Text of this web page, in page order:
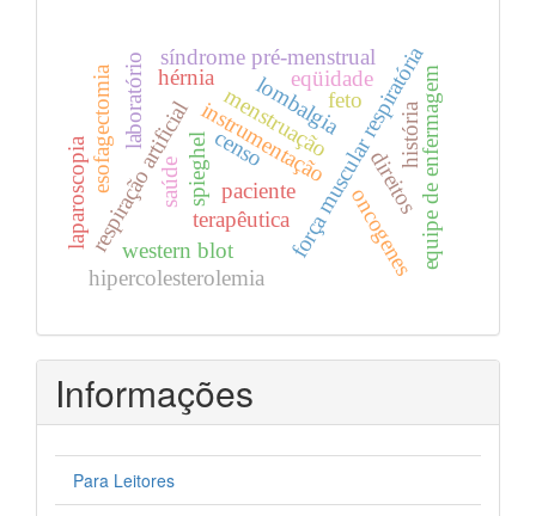
lombalgia
força muscular respiratória
spieghel equipe de enfermagem
instrumentação
respiração artificialterapêutica
síndrome pré-menstrual
hipercolesterolemia
laboratório
paciente
censo
hérnia
menstruação
oncogenes
laparoscopia
história
saúde direitos
eqüidade
esofagectomia
western blot
feto
Informações
Para Leitores